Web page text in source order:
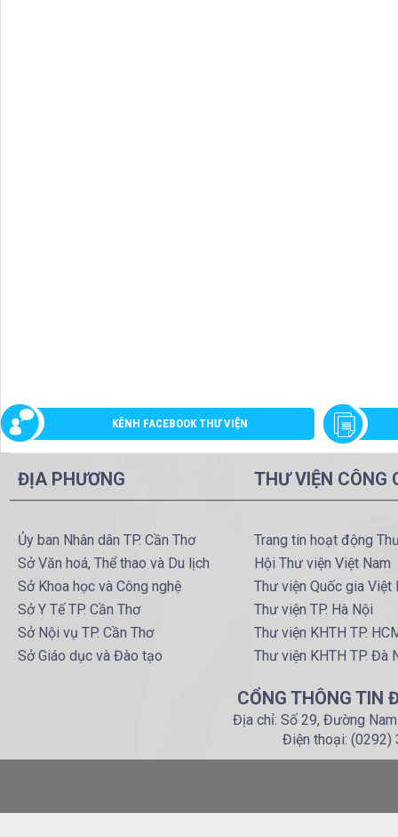
KÊNH FACEBOOK THƯ VIỆN
ĐỊA PHƯƠNG
Ủy ban Nhân dân TP. Cần Thơ
Sở Văn hoá, Thể thao và Du lịch
Sở Khoa học và Công nghệ
Sở Y Tế TP. Cần Thơ
Sở Nội vụ TP. Cần Thơ
Sở Giáo dục và Đào tạo
THƯ VIỆN CÔNG
Trang tin hoạt động
Hội Thư viện Việt Nam
Thư viện Quốc gia Việt
Thư viện TP. Hà Nội
Thư viện KHTH TP.
Thư viện KHTH TP. Đà
CỔNG THÔNG TIN
Địa chỉ: Số 29, Đường
Điện thoại: (0292)